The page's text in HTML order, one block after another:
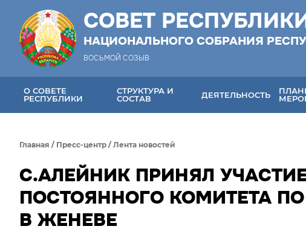
СОВЕТ
НАЦИОНАЛЬНОГО СОБРАНИЯ
ВОСЬМОЙ СОЗЫВ
О СОВЕТЕ
РЕСПУБЛИКИ
СТРУКТУРА И
СОСТАВ
ДЕЯТЕЛЬНОСТЬ
Главная / Пресс-центр / Лента новостей
С.АЛЕЙНИК ПРИНЯЛ
ПОСТОЯННОГО КОМИТЕТА
В ЖЕНЕВЕ